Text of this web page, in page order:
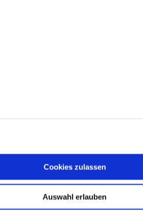
Cookies zulassen
Auswahl erlauben
Geburtstag feiert.
FREIZEIT